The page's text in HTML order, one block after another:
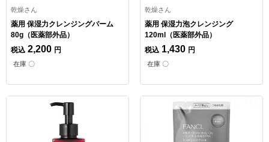
乾燥さん
薬用 保湿力クレンジングバーム
80g（医薬部外品）
税込 2,200 円
在庫 〇
乾燥さん
薬用 保湿力泡クレンジング
120ml（医薬部外品）
税込 1,430 円
在庫 〇